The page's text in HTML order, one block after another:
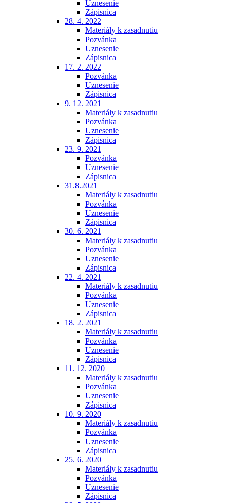
Uznesenie
Zápisnica
28. 4. 2022
Materiály k zasadnutiu
Pozvánka
Uznesenie
Zápisnica
17. 2. 2022
Pozvánka
Uznesenie
Zápisnica
9. 12. 2021
Materiály k zasadnutiu
Pozvánka
Uznesenie
Zápisnica
23. 9. 2021
Pozvánka
Uznesenie
Zápisnica
31.8.2021
Materiály k zasadnutiu
Pozvánka
Uznesenie
Zápisnica
30. 6. 2021
Materiály k zasadnutiu
Pozvánka
Uznesenie
Zápisnica
22. 4. 2021
Materiály k zasadnutiu
Pozvánka
Uznesenie
Zápisnica
18. 2. 2021
Materiály k zasadnutiu
Pozvánka
Uznesenie
Zápisnica
11. 12. 2020
Materiály k zasadnutiu
Pozvánka
Uznesenie
Zápisnica
10. 9. 2020
Materiály k zasadnutiu
Pozvánka
Uznesenie
Zápisnica
25. 6. 2020
Materiály k zasadnutiu
Pozvánka
Uznesenie
Zápisnica